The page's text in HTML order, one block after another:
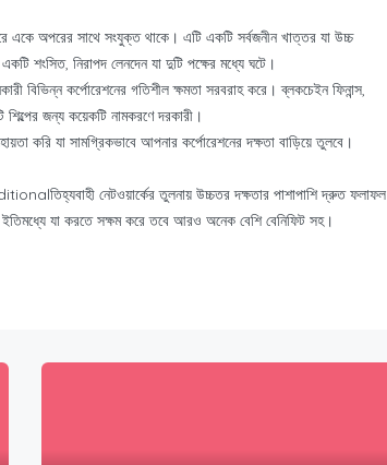
একে অপরের সাথে সংযুক্ত থাকে। এটি একটি সর্বজনীন খাত্তর যা উচ্চ
শংসিত, নিরাপদ লেনদেন যা দুটি পক্ষের মধ্যে ঘটে।
বিভিন্ন কর্পোরেশনের গতিশীল ক্ষমতা সরবরাহ করে। ব্লকচেইন ফিনান্স,
জন্য কয়েকটি নামকরণে দরকারী।
করি যা সামগ্রিকভাবে আপনার কর্পোরেশনের দক্ষতা বাড়িয়ে তুলবে।
নেটওয়ার্কের তুলনায় উচ্চতর দক্ষতার পাশাপাশি দ্রুত ফলাফল
যা করতে সক্ষম করে তবে আরও অনেক বেশি বেনিফিট সহ।